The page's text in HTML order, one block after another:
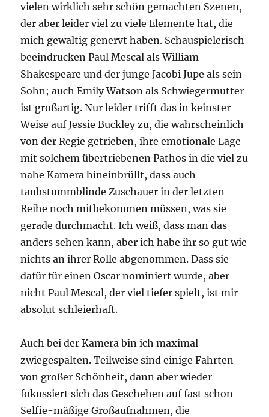
vielen wirklich sehr schön gemachten Szenen,
der aber leider viel zu viele Elemente hat, die
mich gewaltig genervt haben. Schauspielerisch
beeindrucken Paul Mescal als William
Shakespeare und der junge Jacobi Jupe als sein
Sohn; auch Emily Watson als Schwiegermutter
ist großartig. Nur leider trifft das in keinster
Weise auf Jessie Buckley zu, die wahrscheinlich
von der Regie getrieben, ihre emotionale Lage
mit solchem übertriebenen Pathos in die viel zu
nahe Kamera hineinbrüllt, dass auch
taubstummblinde Zuschauer in der letzten
Reihe noch mitbekommen müssen, was sie
gerade durchmacht. Ich weiß, dass man das
anders sehen kann, aber ich habe ihr so gut wie
nichts an ihrer Rolle abgenommen. Dass sie
dafür für einen Oscar nominiert wurde, aber
nicht Paul Mescal, der viel tiefer spielt, ist mir
absolut schleierhaft.
Auch bei der Kamera bin ich maximal
zwiegespalten. Teilweise sind einige Fahrten
von großer Schönheit, dann aber wieder
fokussiert sich das Geschehen auf fast schon
Selfie-mäßige Großaufnahmen, die